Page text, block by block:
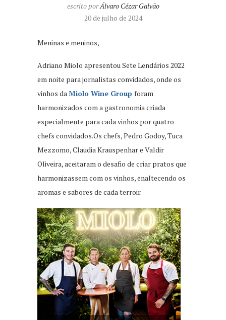
escrito porÁlvaro Cézar Galvão
20 de julho de 2024
Meninas e meninos,
Adriano Miolo apresentou Sete Lendários 2022
em noite para jornalistas convidados, onde os
vinhos da Miolo Wine Group foram
harmonizados com a gastronomia criada
especialmente para cada vinhos por quatro
chefs convidados.Os chefs, Pedro Godoy, Tuca
Mezzomo, Claudia Krauspenhar e Valdir
Oliveira, aceitaram o desafio de criar pratos que
harmonizassem com os vinhos, enaltecendo os
aromas e sabores de cada terroir.